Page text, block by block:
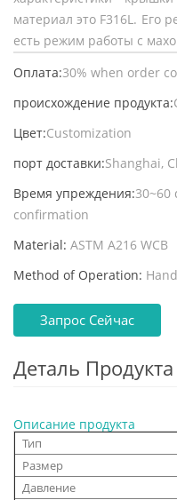
материал это F316L. Его
есть режим работы с
Оплата:30% when order
происхождение продукта:
Цвет:Customization
порт доставки:Shanghai,
Время упреждения:30~60
confirmation
Material: ASTM A216 WCB
Method of Operation:
Запрос Сейчас
Деталь Продукта
Описание продукта
Тип
Размер
Давление